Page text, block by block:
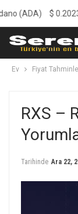
Ev Fiyat
RXS –
Tarihinde Ara 22,
$0.202320